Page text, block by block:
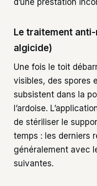
Le traitement
algicide)
Une fois le toit
visibles, des spores
subsistent dans la
l’ardoise.
de stériliser le
temps : les derniers
généralement avec
suivantes.